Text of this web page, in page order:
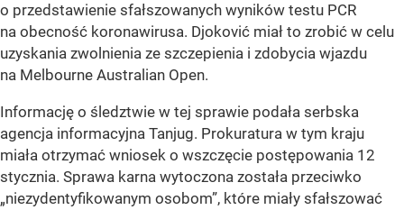
o przedstawienie sfałszowanych wyników testu PCR
na obecność koronawirusa. Djoković miał to zrobić w celu
uzyskania zwolnienia ze szczepienia i zdobycia wjazdu
na Melbourne Australian Open.
Informację o śledztwie w tej sprawie podała serbska
agencja informacyjna Tanjug. Prokuratura w tym kraju
miała otrzymać wniosek o wszczęcie postępowania 12
stycznia. Sprawa karna wytoczona została przeciwko
„niezydentyfikowanym osobom”, które miały sfałszować